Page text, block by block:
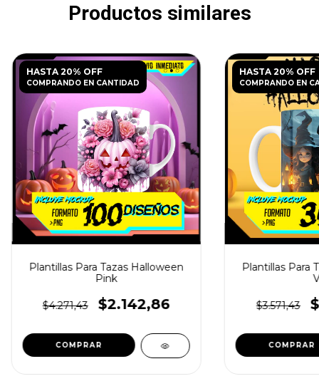
Productos similares
HASTA 20% OFF
COMPRANDO EN CANTIDAD
Plantillas Para Tazas Halloween
Pink
$4.271,43 $2.142,86
HASTA 20% OFF
COMPRANDO EN
Plantillas Para
$3.571,43